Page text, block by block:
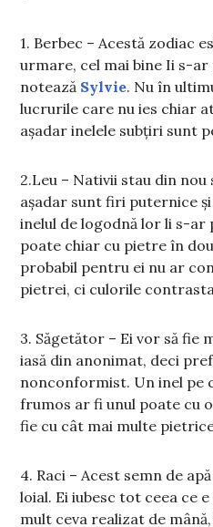
1. Berbec – Acestă zodiac
urmare, cel mai bine Ii s-
notează Sylvie. Nu în
lucrurile care nu ies chiar
așadar inelele subțiri sunt
2.Leu – Nativii stau din nou
așadar sunt firi puternice
inelul de logodnă lor li s-
poate chiar cu pietre în
probabil pentru ei nu ar
pietrei, ci culorile
3. Săgetător – Ei vor să fie
iasă din anonimat, deci
nonconformist. Un inel pe
frumos ar fi unul poate cu
fie cu cât mai multe
4. Raci – Acest semn de
loial. Ei iubesc tot ceea ce
mult ceva realizat de